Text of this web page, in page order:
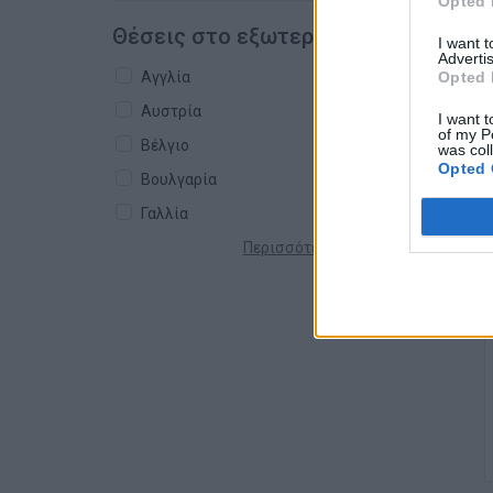
I want
Opted
I want
of my
was
Opted
Θέσεις στο εξωτερικό
Αγγλία
Αυστρία
Βέλγιο
Βουλγαρία
Γαλλία
Περισσότερες χώρες +